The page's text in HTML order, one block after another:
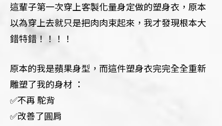
這輩子第一次穿上客製化量身定做的塑身衣，原本
以為穿上去就只是把肉肉束起來，我才發現根本大
錯特錯！！！！
原本的我是蘋果身型，而這件塑身衣完完全全重新
雕塑了我的身材 ：
✅不再 駝背
✅改善了圓肩